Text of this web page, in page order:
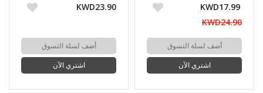
KWD17.99
KWD24.90
أضف لسلة التسوق
اشتري الآن
KWD23.90
أضف لسلة التسوق
اشتري الآن